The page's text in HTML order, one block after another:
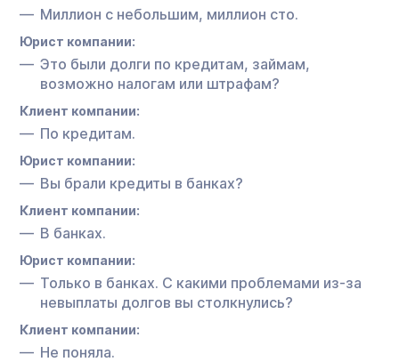
Миллион с небольшим, миллион сто.
Юрист компании:
Это были долги по кредитам, займам,
возможно налогам или штрафам?
Клиент компании:
По кредитам.
Юрист компании:
Вы брали кредиты в банках?
Клиент компании:
В банках.
Юрист компании:
Только в банках. С какими проблемами из-за
невыплаты долгов вы столкнулись?
Клиент компании:
Не поняла.